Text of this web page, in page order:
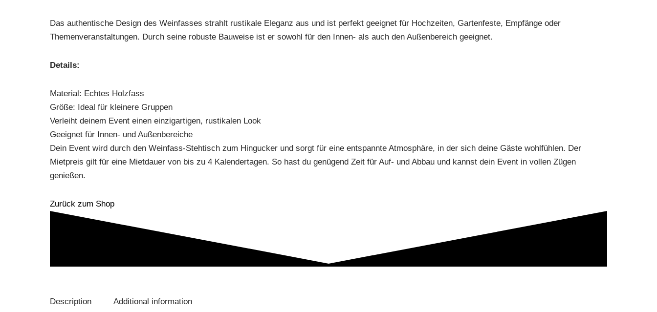
Das authentische Design des Weinfasses strahlt rustikale Eleganz aus und ist perfekt geeignet für Hochzeiten, Gartenfeste, Empfänge oder
Themenveranstaltungen. Durch seine robuste Bauweise ist er sowohl für den Innen- als auch den Außenbereich geeignet.
Details:
Material: Echtes Holzfass
Größe: Ideal für kleinere Gruppen
Verleiht deinem Event einen einzigartigen, rustikalen Look
Geeignet für Innen- und Außenbereiche
Dein Event wird durch den Weinfass-Stehtisch zum Hingucker und sorgt für eine entspannte Atmosphäre, in der sich deine Gäste wohlfühlen. Der
Mietpreis gilt für eine Mietdauer von bis zu 4 Kalendertagen. So hast du genügend Zeit für Auf- und Abbau und kannst dein Event in vollen Zügen
genießen.
Zurück zum Shop
Description Additional information